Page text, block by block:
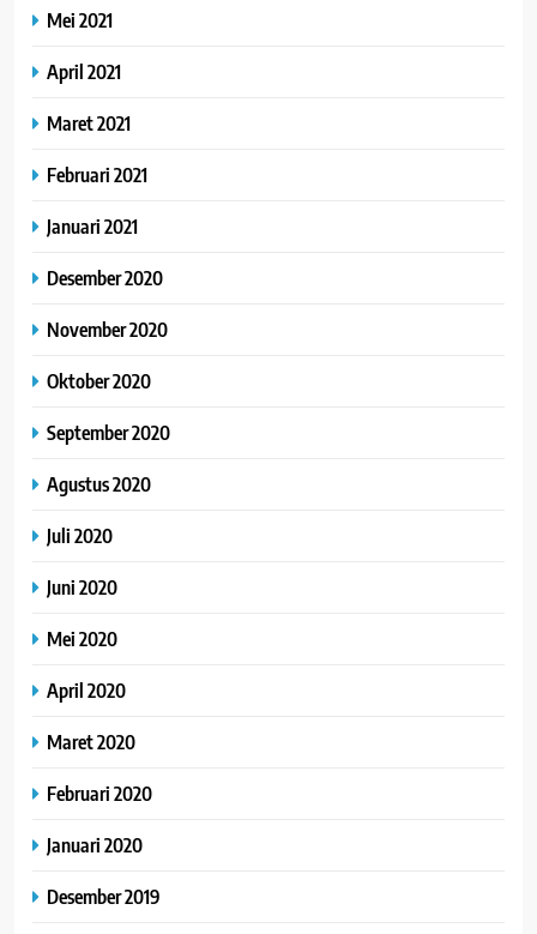
Mei 2021
April 2021
Maret 2021
Februari 2021
Januari 2021
Desember 2020
November 2020
Oktober 2020
September 2020
Agustus 2020
Juli 2020
Juni 2020
Mei 2020
April 2020
Maret 2020
Februari 2020
Januari 2020
Desember 2019